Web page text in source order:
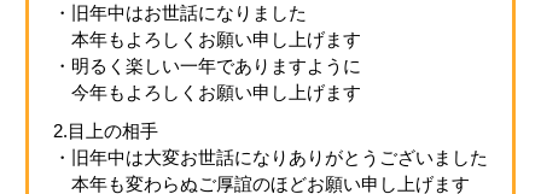
・旧年中はお世話になりました
本年もよろしくお願い申し上げます
・明るく楽しい一年でありますように
今年もよろしくお願い申し上げます
2.目上の相手
・旧年中は大変お世話になりありがとうございました
本年も変わらぬご厚誼のほどお願い申し上げます